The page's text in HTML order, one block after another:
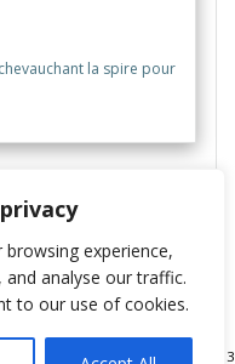
experience,
analyse our traffic.
to our use of cookies.
la spire pour
Prendre contact
Luxeuil Les Bains. Hotline: +33